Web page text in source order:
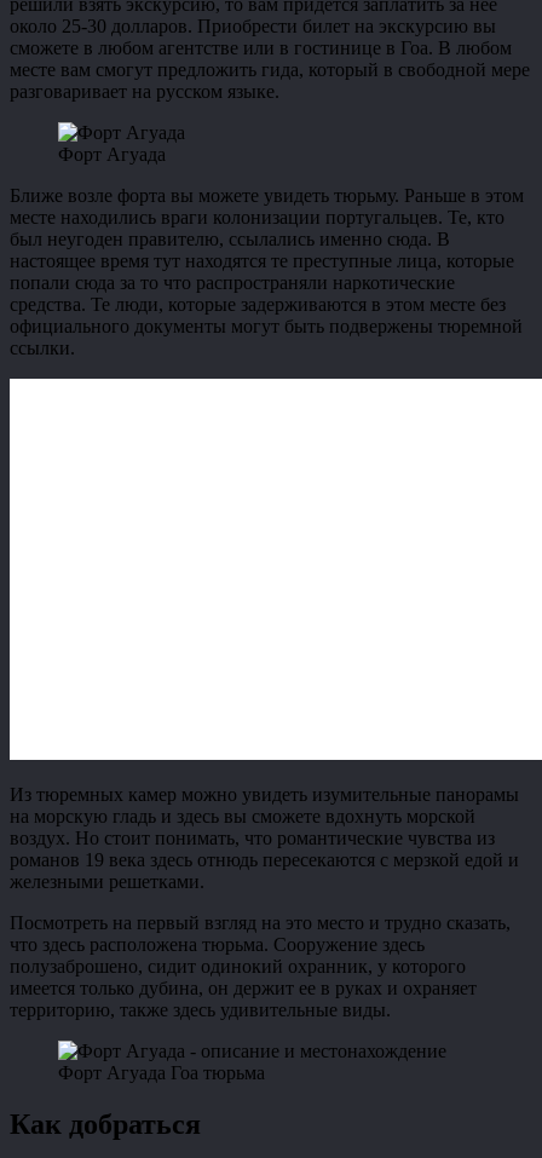
решили взять экскурсию, то вам придется заплатить за нее
около 25-30 долларов. Приобрести билет на экскурсию вы
сможете в любом агентстве или в гостинице в Гоа. В любом
месте вам смогут предложить гида, который в свободной мере
разговаривает на русском языке.
Форт Агуада
Ближе возле форта вы можете увидеть тюрьму. Раньше в этом
месте находились враги колонизации португальцев. Те, кто
был неугоден правителю, ссылались именно сюда. В
настоящее время тут находятся те преступные лица, которые
попали сюда за то что распространяли наркотические
средства. Те люди, которые задерживаются в этом месте без
официального документы могут быть подвержены тюремной
ссылки.
Из тюремных камер можно увидеть изумительные панорамы
на морскую гладь и здесь вы сможете вдохнуть морской
воздух. Но стоит понимать, что романтические чувства из
романов 19 века здесь отнюдь пересекаются с мерзкой едой и
железными решетками.
Посмотреть на первый взгляд на это место и трудно сказать,
что здесь расположена тюрьма. Сооружение здесь
полузаброшено, сидит одинокий охранник, у которого
имеется только дубина, он держит ее в руках и охраняет
территорию, также здесь удивительные виды.
Форт Агуада Гоа тюрьма
Как добраться